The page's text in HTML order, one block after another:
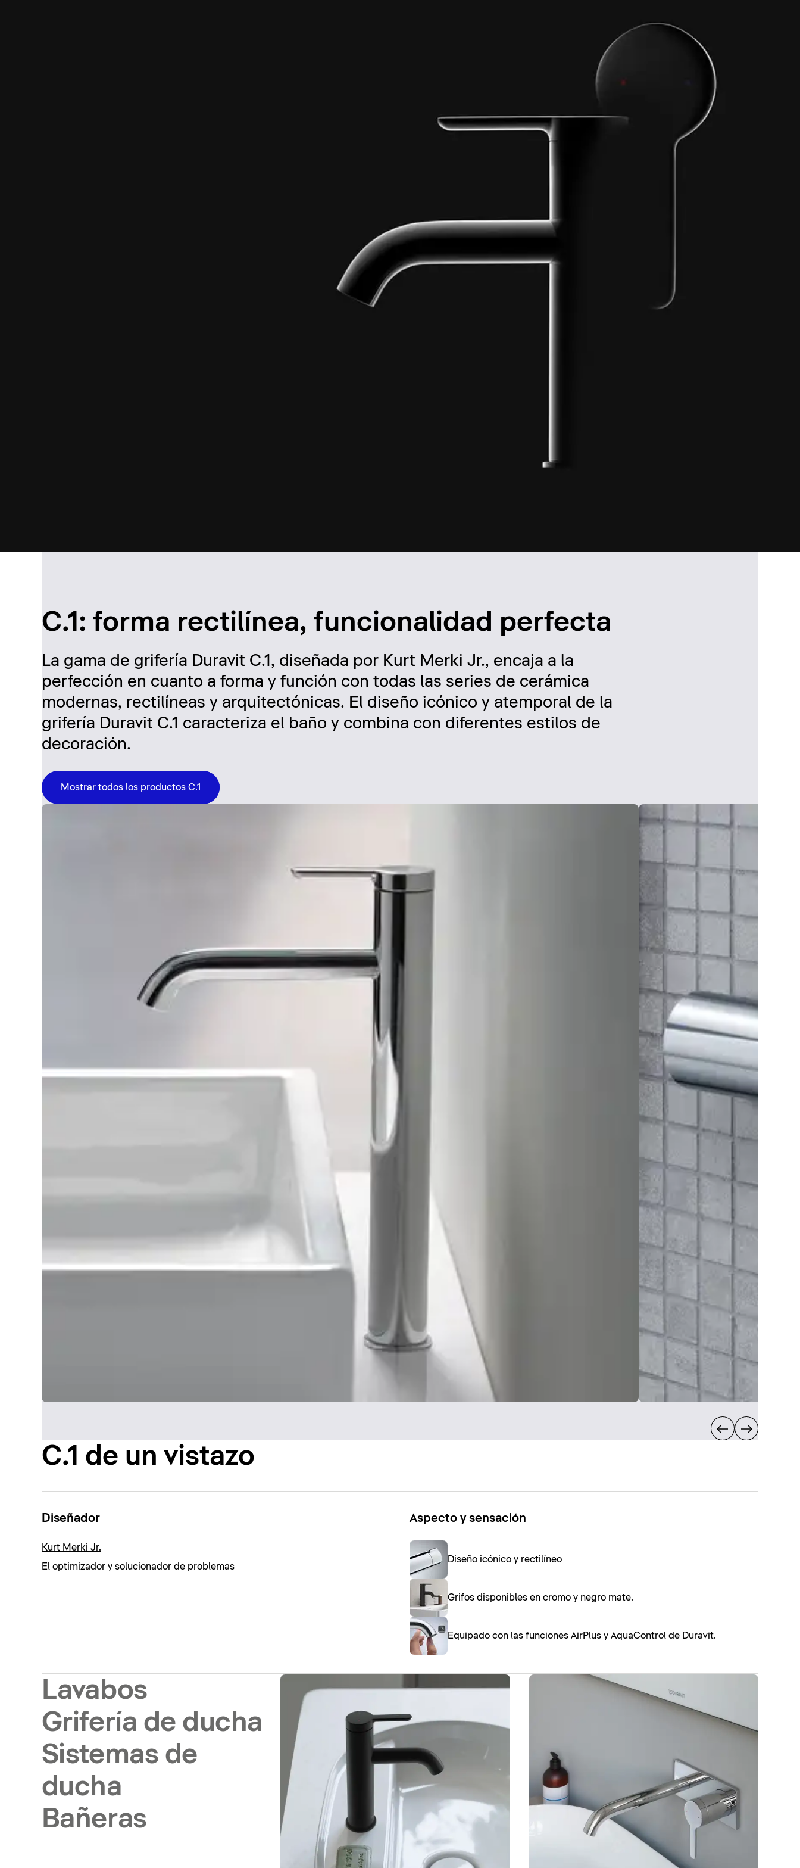
C.1: forma rectilínea, funcionalidad perfecta
La gama de grifería Duravit C.1, diseñada por Kurt Merki Jr., encaja a la
perfección en cuanto a forma y función con todas las series de cerámica
modernas, rectilíneas y arquitectónicas. El diseño icónico y atemporal de la
grifería Duravit C.1 caracteriza el baño y combina con diferentes estilos de
decoración.
Mostrar todos los productos C.1
C.1 de un vistazo
Diseñador
Kurt Merki Jr.
El optimizador y solucionador de problemas
Aspecto y sensación
Diseño icónico y rectilíneo
Grifos disponibles en cromo y negro mate.
Equipado con las funciones AirPlus y AquaControl de Duravit.
Lavabos
Grifería de ducha
Sistemas de
ducha
Bañeras